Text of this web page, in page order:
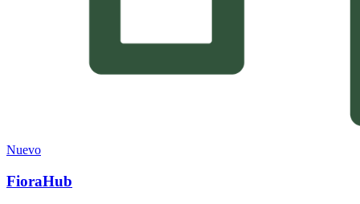
Nuevo
FioraHub